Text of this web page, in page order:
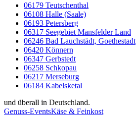
06179 Teutschenthal
06108 Halle (Saale)
06193 Petersberg
06317 Seegebiet Mansfelder Land
06246 Bad Lauchstädt, Goethestadt
06420 Könnern
06347 Gerbstedt
06258 Schkopau
06217 Merseburg
06184 Kabelsketal
und überall in Deutschland.
Genuss-EventsKäse & Feinkost